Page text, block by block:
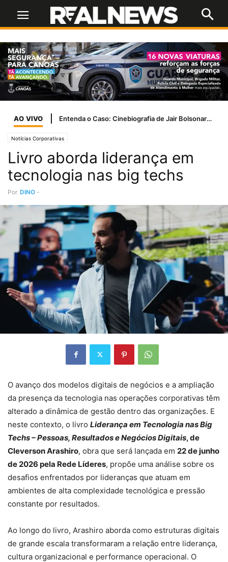
AO VIVO Entenda o Caso: Cinebiografia de Jair Bolsonaro tem problemas com a Ancine
Notícias Corporativas
Livro aborda liderança em
tecnologia nas big techs
Por DINO -
O avanço dos modelos digitais de negócios e a ampliação
da presença da tecnologia nas operações corporativas têm
alterado a dinâmica de gestão dentro das organizações. E
neste contexto, o livro Liderança em Tecnologia nas Big
Techs – Pessoas, Resultados e Negócios Digitais, de
Cleverson Arashiro, obra que será lançada em 22 de junho
de 2026 pela Rede Líderes, propõe uma análise sobre os
desafios enfrentados por lideranças que atuam em
ambientes de alta complexidade tecnológica e pressão
constante por resultados.
Ao longo do livro, Arashiro aborda como estruturas digitais
de grande escala transformaram a relação entre liderança,
cultura organizacional e performance operacional. O